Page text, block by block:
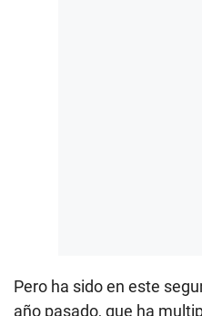
Pero ha sido en este
año pasado, que ha